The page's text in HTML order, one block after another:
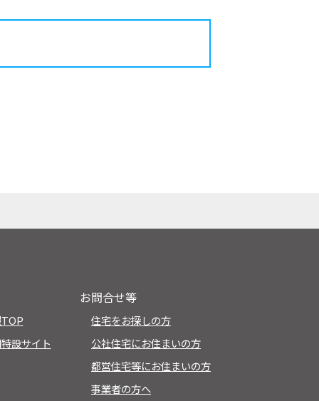
設サイト
お問合せ等
住宅をお探しの方
公社住宅にお住まいの方
都営住宅等にお住まいの方
事業者の方へ